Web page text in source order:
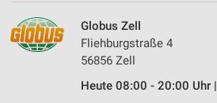
Globus Zell
Fliehburgstraße 4
56856 Zell
Heute 08:00 - 20:00 Uhr |